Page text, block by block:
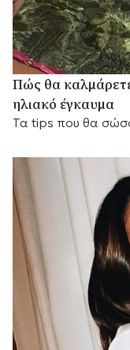
Πώς θα
ηλιακό έγκαυμα
Τα tips που θα